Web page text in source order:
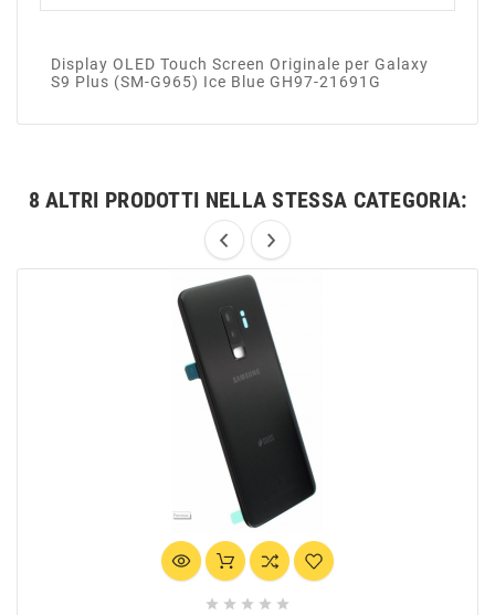
Display OLED Touch Screen Originale per Galaxy
S9 Plus (SM-G965) Ice Blue GH97-21691G
8 ALTRI PRODOTTI NELLA STESSA CATEGORIA:
    